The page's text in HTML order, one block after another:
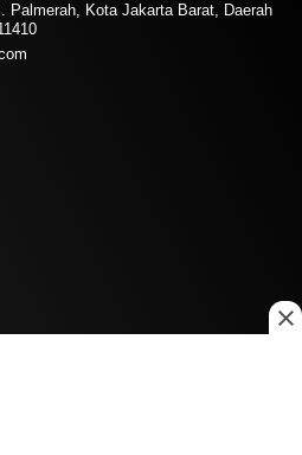
Palmerah, Kota Jakarta Barat, Daerah